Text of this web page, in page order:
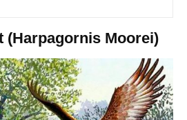
(Harpagornis Moorei)